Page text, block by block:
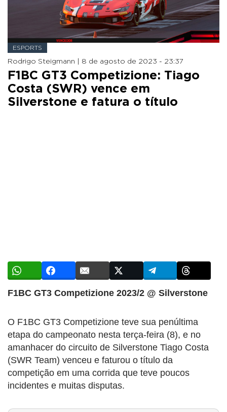
ESPORTS
Rodrigo Steigmann | 8 de agosto de 2023 - 23:37
F1BC GT3 Competizione: Tiago
Costa (SWR) vence em
Silverstone e fatura o título
F1BC GT3 Competizione 2023/2 @ Silverstone
O F1BC GT3 Competizione teve sua penúltima
etapa do campeonato nesta terça-feira (8), e no
amanhacer do circuito de Silverstone Tiago Costa
(SWR Team) venceu e faturou o título da
competição em uma corrida que teve poucos
incidentes e muitas disputas.